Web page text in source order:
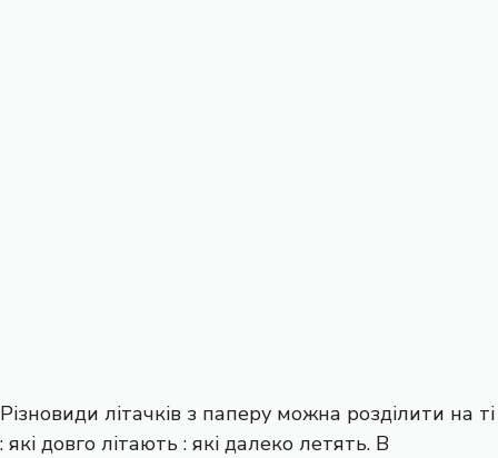
Різновиди літачків з паперу можна розділити на ті
: які довго літають : які далеко летять. В